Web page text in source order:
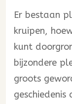
Er bestaan
kruipen,
kunt
bijzondere
groots